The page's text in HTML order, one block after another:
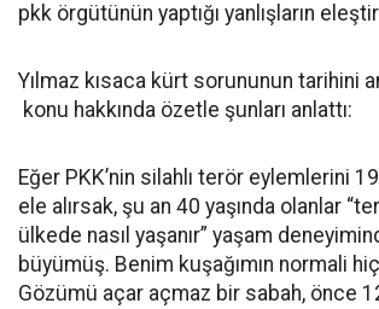
pkk örgütünün yaptığı yanlışların
Yılmaz kısaca kürt sorununun tarihini
konu hakkında özetle şunları anlattı:
Eğer PKK’nin silahlı terör eylemlerini
ele alırsak, şu an 40 yaşında olanlar
ülkede nasıl yaşanır” yaşam
büyümüş. Benim kuşağımın normali
Gözümü açar açmaz bir sabah, önce